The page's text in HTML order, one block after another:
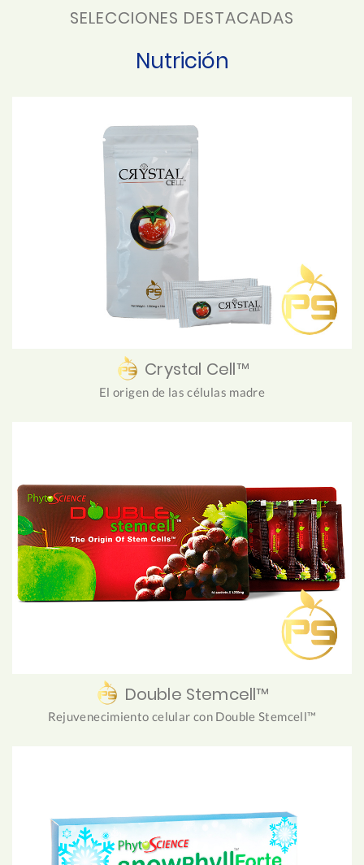
SELECCIONES DESTACADAS
Nutrición
Crystal Cell™
El origen de las células madre
Double Stemcell™
Rejuvenecimiento celular con Double Stemcell™